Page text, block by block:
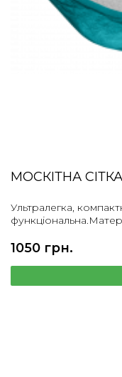
МОСКІТНА СІТКА
Ультралегка,
1050 грн.